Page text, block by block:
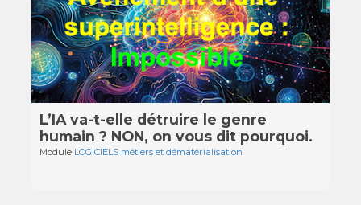
L’IA va-t-elle détruire le genre
humain ? NON, on vous dit pourquoi.
Module LOGICIELS métiers et dématérialisation